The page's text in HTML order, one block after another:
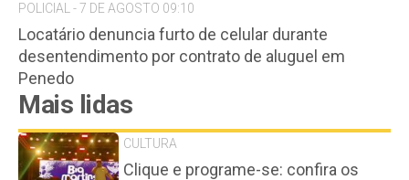
POLICIAL - 7 DE AGOSTO 09:10
Locatário denuncia furto de celular durante
desentendimento por contrato de aluguel em
Penedo
Mais lidas
CULTURA
Clique e programe-se: confira os